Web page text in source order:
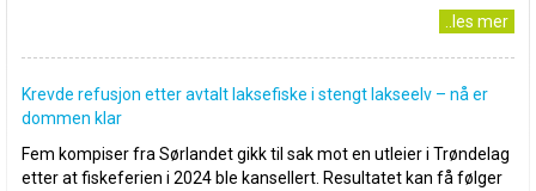
..les mer
Krevde refusjon etter avtalt laksefiske i stengt lakseelv – nå er
dommen klar
Fem kompiser fra Sørlandet gikk til sak mot en utleier i Trøndelag
etter at fiskeferien i 2024 ble kansellert. Resultatet kan få følger